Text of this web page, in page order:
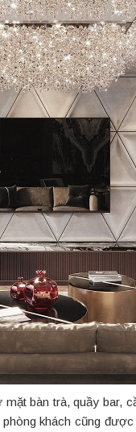
bàn trà, quầy bar,
khách cũng